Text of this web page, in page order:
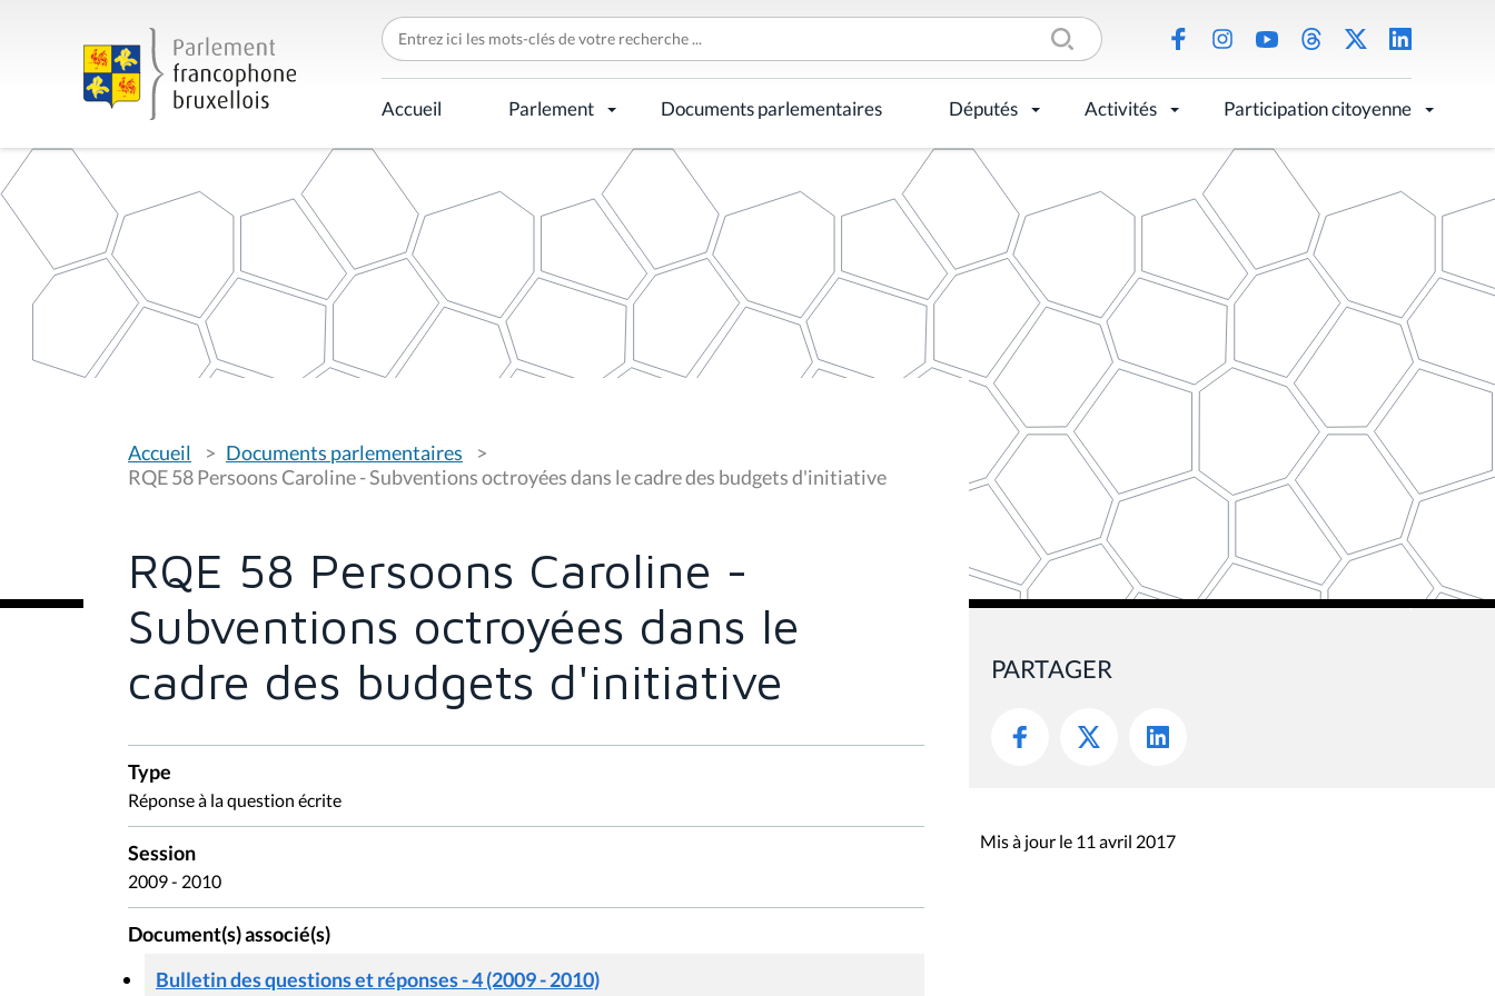
C
h
e
r
c
h
r
p
Accueil Parlement Documents parlementaires Députés Activités Participation citoyenne
o
u
s
s
Accueil
Documents parlementaires
RQE 58 Persoons Caroline - Subventions octroyées dans le cadre des budgets d'initiative
RQE 58 Persoons Caroline -
Subventions octroyées dans le
cadre des budgets d'initiative
Type
Réponse à la question écrite
Session
2009 - 2010
Document(s) associé(s)
Bulletin des questions et réponses - 4 (2009 - 2010)
PARTAGER
Mis à jour le 11 avril 2017